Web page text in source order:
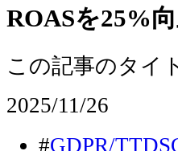
ROASを25%
この記事のタイ
2025/11/26
#GDPR/